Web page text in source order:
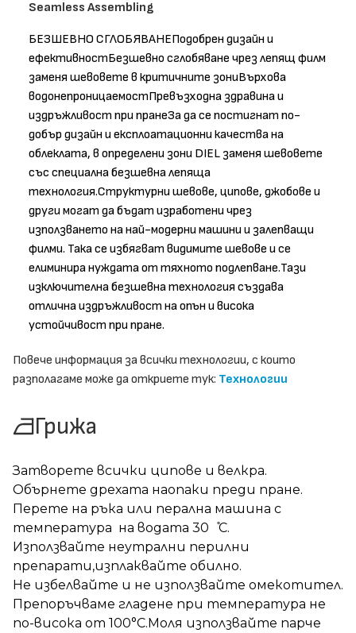
Seamless Assembling
БЕЗШЕВНО СГЛОБЯВАНЕПодобрен дизайн и
ефективностБезшевно сглобяване чрез лепящ филм
заменя шевовете в критичните зониВърхова
водонепроницаемостПревъзходна здравина и
издръжливост при пранеЗа да се постигнат по-
добър дизайн и експлоатационни качества на
облеклата, в определени зони DIEL заменя шевовете
със специална безшевна лепяща
технология.Структурни шевове, ципове, джобове и
други могат да бъдат изработени чрез
използването на най-модерни машини и залепващи
филми. Така се избягват видимите шевове и се
елиминира нуждата от тяхното подлепване.Тази
изключителна безшевна технология създава
отлична издръжливост на опън и висока
устойчивост при пране.
Повече информация за всички технологии, с които
разполагаме може да откриете тук: Технологии
Грижа
Затворете всички ципове и велкра.
Обърнете дрехата наопаки преди пране.
Перете на ръка или перална машина с
температура на водата 30 ̊С.
Използвайте неутрални перилни
препарати,изплаквайте обилно.
Не избелвайте и не използвайте омекотител.
Препоръчваме гладене при температура не
по-висока от 100°C.Моля използвайте парче